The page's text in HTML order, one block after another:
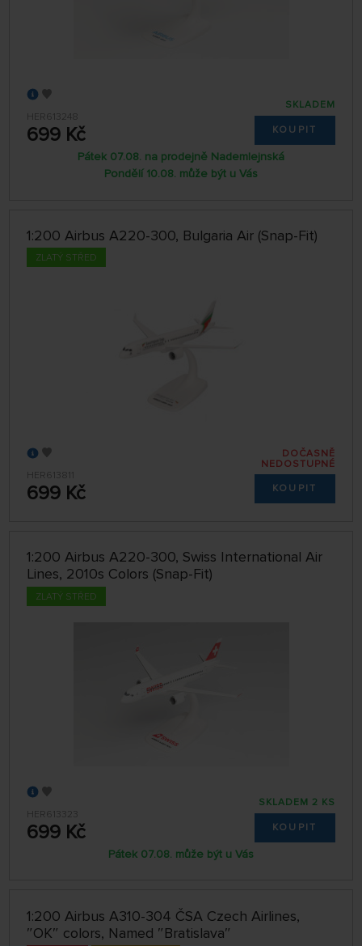
HER613248
699 Kč
SKLADEM
KOUPIT
Pátek 07.08. na prodejně Nademlejnská
Pondělí 10.08. může být u Vás
1:200 Airbus A220-300, Bulgaria Air (Snap-Fit)
ZLATÝ STŘED
HER613811
699 Kč
DOČASNĚ
NEDOSTUPNÉ
KOUPIT
1:200 Airbus A220-300, Swiss International Air
Lines, 2010s Colors (Snap-Fit)
ZLATÝ STŘED
HER613323
699 Kč
SKLADEM 2 KS
KOUPIT
Pátek 07.08. může být u Vás
1:200 Airbus A310-304 ČSA Czech Airlines,
″OK″ colors, Named ″Bratislava″